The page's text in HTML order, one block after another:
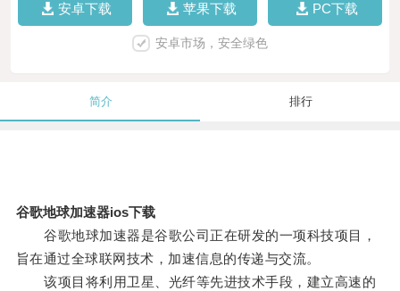
安卓下载 苹果下载 PC下载
安卓市场，安全绿色
简介 排行
谷歌地球加速器ios下载
谷歌地球加速器是谷歌公司正在研发的一项科技项目，
旨在通过全球联网技术，加速信息的传递与交流。
该项目将利用卫星、光纤等先进技术手段，建立高速的